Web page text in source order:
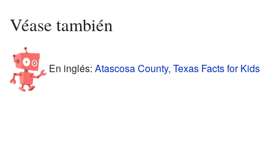
Véase también
En inglés: Atascosa County, Texas Facts for Kids